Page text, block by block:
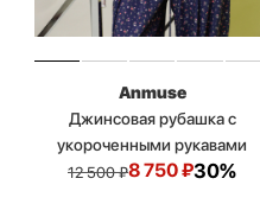
Anmuse
Джинсовая рубашка с
укороченными рукавами
12 500₽8 750₽30%